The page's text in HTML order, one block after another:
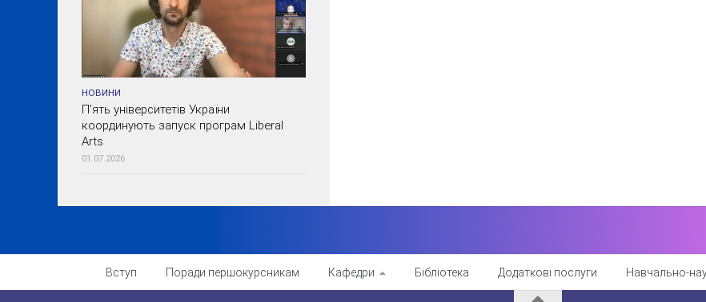
НОВИНИ
П’ять університетів України
координують запуск програм Liberal
Arts
01.07.2026
Вступ Поради першокурсникам Кафедри Бібліотека Додаткові послуги Навчально-